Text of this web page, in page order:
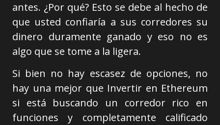
antes. ¿Por qué? Esto se debe al hecho de
que usted confiaría a sus corredores su
dinero duramente ganado y eso no es
algo que se tome a la ligera.
Si bien no hay escasez de opciones, no
hay una mejor que Invertir en Ethereum
si está buscando un corredor rico en
funciones y completamente calificado